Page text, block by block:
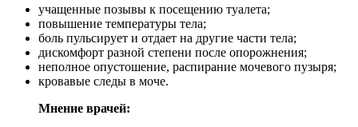
учащенные позывы к посещению туалета;
повышение температуры тела;
боль пульсирует и отдает на другие части тела;
дискомфорт разной степени после опорожнения;
неполное опустошение, распирание мочевого пузыря;
кровавые следы в моче.
Мнение врачей: